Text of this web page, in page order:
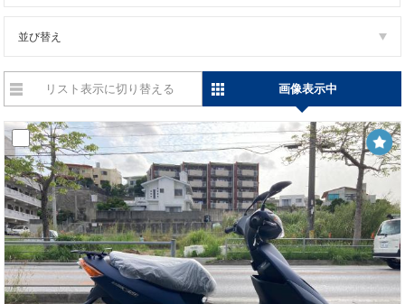
並び替え
リスト表示に切り替える 画像表示中